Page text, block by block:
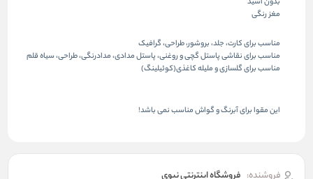
مغز رنگی
مناسب برای کارت، جلد، بروشور، طراحی، گرافیک
مناسب برای نقاشی پاستل گچی و روغنی، پاستل مدادی، مدادرنگی، طراحی، سیاه قلم
مناسب برای گلسازی و ملیله کاغذی(کوئیلینگ)
این مقوا برای آبرنگ و گواش مناسب نمی باشد!
فروشنده: فروشگاه اینترنتی نبوی